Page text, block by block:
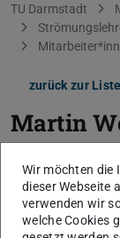
Sie befinden sich
TU Darmstadt
zurück zur Liste
Martin
Wir möchten die
dieser Webseite
verwenden wir
welche Cookies